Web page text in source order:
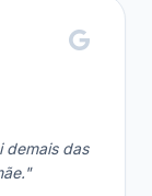
demais das